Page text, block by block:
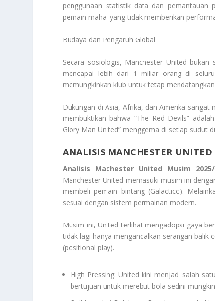
penggunaan statistik data dan pemantauan
pemain mahal yang tidak memberikan
Budaya dan Pengaruh Global
Secara sosiologis, Manchester United
mencapai lebih dari 1 miliar orang di
memungkinkan klub untuk tetap
Dukungan di Asia, Afrika, dan Amerika
membuktikan bahwa “The Red Devils”
Glory Man United” menggema di setiap sudut
ANALISIS MANCHESTER
Analisis Machester United Musim
Manchester United memasuki musim ini
membeli pemain bintang (Galactico).
sesuai dengan sistem permainan modern.
Musim ini, United terlihat mengadopsi gaya
tidak lagi hanya mengandalkan serangan balik
(positional play).
High Pressing: United kini menjadi salah
bertujuan untuk merebut bola sedini